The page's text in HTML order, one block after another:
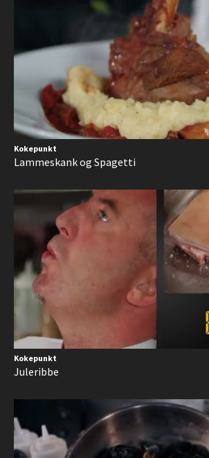
Kokepunkt
Lammeskank og Spagetti
Kokepunkt
Juleribbe